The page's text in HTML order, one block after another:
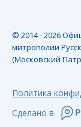
© 2014 - 2026
митрополии
(Московский
Политика
Сделано в